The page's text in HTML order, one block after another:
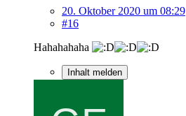
20. Oktober 2020 um 08:29
#16
Hahahahaha
Inhalt melden